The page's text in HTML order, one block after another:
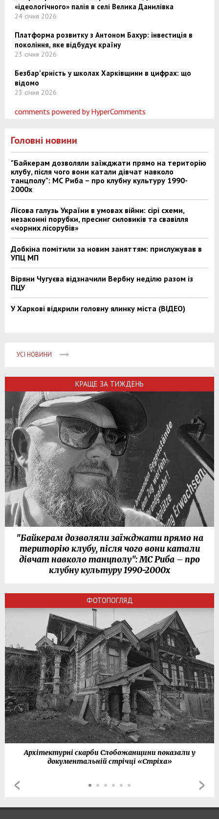
«ідеологічного» палія в селі Велика Данилівка
24 січня 2026
Платформа розвитку з Антоном Бахур: інвестиція в
покоління, яке відбудує країну
23 січня 2026
Безбар’єрність у школах Харківщини в цифрах: що
відомо
23 січня 2026
comments powered by HyperComments
Головні новини
"Байкерам дозволяли заїжджати прямо на територію
клубу, після чого вони катали дівчат навколо
танцполу": МС Риба – про клубну культуру 1990-
2000х
Лісова галузь України в умовах війни: сірі схеми,
незаконні порубки, пресинг силовиків та свавілля
«чорних лісорубів»
Добкіна помітили за новим заняттям: прислужував в
УПЦ МП
Віряни Чугуєва відзначили Вербну неділю разом із
ПЦУ
У Харкові відкрили головну ялинку міста (ВІДЕО)
УСІ НОВИНИ
КРАЩЕ ЗА ТИЖДЕНЬ
"Байкерам дозволяли заїжджати прямо на
територію клубу, після чого вони катали
дівчат навколо танцполу": МС Риба – про
клубну культуру 1990-2000х
ФОТОПОГЛЯД
Архітектурні скарби Слобожанщини показали у
документальній стрічці «Стріха»